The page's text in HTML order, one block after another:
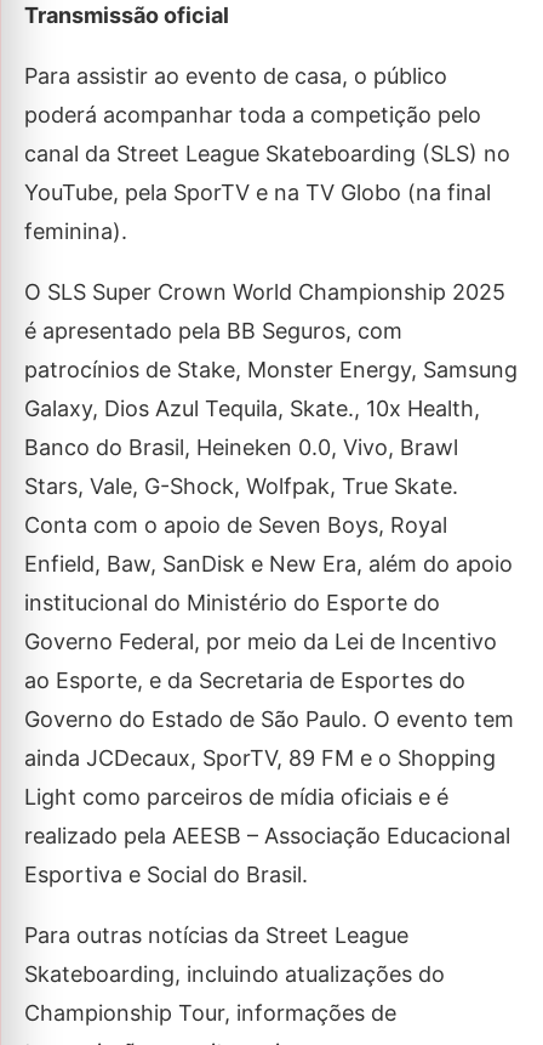
Transmissão oficial
Para assistir ao evento de casa, o público
poderá acompanhar toda a competição pelo
canal da Street League Skateboarding (SLS) no
YouTube, pela SporTV e na TV Globo (na final
feminina).
O SLS Super Crown World Championship 2025
é apresentado pela BB Seguros, com
patrocínios de Stake, Monster Energy, Samsung
Galaxy, Dios Azul Tequila, Skate., 10x Health,
Banco do Brasil, Heineken 0.0, Vivo, Brawl
Stars, Vale, G-Shock, Wolfpak, True Skate.
Conta com o apoio de Seven Boys, Royal
Enfield, Baw, SanDisk e New Era, além do apoio
institucional do Ministério do Esporte do
Governo Federal, por meio da Lei de Incentivo
ao Esporte, e da Secretaria de Esportes do
Governo do Estado de São Paulo. O evento tem
ainda JCDecaux, SporTV, 89 FM e o Shopping
Light como parceiros de mídia oficiais e é
realizado pela AEESB – Associação Educacional
Esportiva e Social do Brasil.
Para outras notícias da Street League
Skateboarding, incluindo atualizações do
Championship Tour, informações de